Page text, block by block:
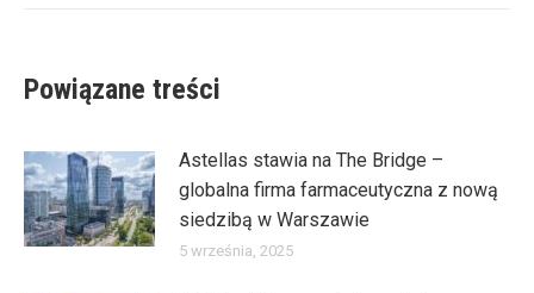
Powiązane treści
Astellas stawia na The Bridge –
globalna firma farmaceutyczna z nową
siedzibą w Warszawie
5 września, 2025